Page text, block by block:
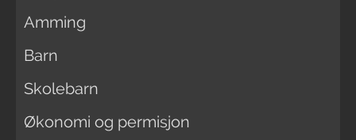
Amming
Barn
Skolebarn
Økonomi og permisjon